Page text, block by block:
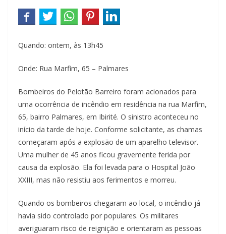
Quando: ontem, às 13h45
Onde: Rua Marfim, 65 – Palmares
Bombeiros do Pelotão Barreiro foram acionados para
uma ocorrência de incêndio em residência na rua Marfim,
65, bairro Palmares, em Ibirité. O sinistro aconteceu no
início da tarde de hoje. Conforme solicitante, as chamas
começaram após a explosão de um aparelho televisor.
Uma mulher de 45 anos ficou gravemente ferida por
causa da explosão. Ela foi levada para o Hospital João
XXIII, mas não resistiu aos ferimentos e morreu.
Quando os bombeiros chegaram ao local, o incêndio já
havia sido controlado por populares. Os militares
averiguaram risco de reignição e orientaram as pessoas